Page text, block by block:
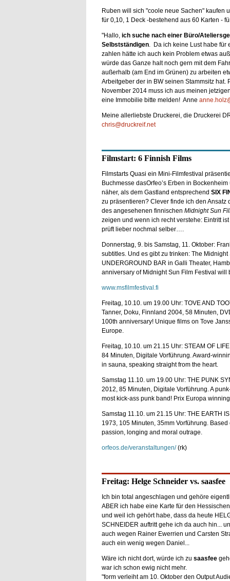
Ruben will sich "coole neue Sachen" kaufen
für 0,10, 1 Deck -bestehend aus 60 Karten -
"Hallo, ich suche nach einer Büro/
Selbstständigen. Da ich keine Lust habe für
zahlen hätte ich auch kein Problem etwas
würde das Ganze halt noch gern mit dem
außerhalb (am End im Grünen) zu arbeiten
Arbeitgeber der in BW seinen Stammsitz
November 2014 muss ich aus meinen
eine Immobilie bitte melden! Anne
Meine allerliebste Druckerei, die Druckerei
chris@druckreif.net
Filmstart: 6 Finnish Films
Filmstarts Quasi ein Mini-Filmfestival
Buchmesse dasOrfeo’s Erben in
näher, als dem Gastland entsprechend SIX
zu präsentieren? Clever finde ich den Ansatz
des angesehenen finnischen Midnight Sun
zeigen und wenn ich recht verstehe: Eintritt
prüft lieber nochmal selber….
Donnerstag, 9. bis Samstag, 11. Oktober:
subtitles. Und es gibt zu trinken: The
UNDERGROUND BAR in Galli Theater,
anniversary of Midnight Sun Film Festival
www.msfilmfestival.fi
Freitag, 10.10. um 19.00 Uhr: TOVE AND
Tanner, Doku, Finnland 2004, 58 Minuten,
100th anniversary! Unique films on Tove
Europe.
Freitag, 10.10. um 21.15 Uhr: STEAM OF
84 Minuten, Digitale Vorführung. Award-
in sauna, speaking straight from the heart.
Samstag 11.10. um 19.00 Uhr: THE PUNK
2012, 85 Minuten, Digitale Vorführung. A
most kick-ass punk band! Prix Europa
Samstag 11.10. um 21.15 Uhr: THE EARTH
1973, 105 Minuten, 35mm Vorführung.
passion, longing and moral outrage.
orfeos.de/veranstaltungen/(rk)
Freitag: Helge Schneider vs. saasfee
Ich bin total angeschlagen und gehöre
ABER ich habe eine Karte für den
und weil ich gehört habe, dass da heute
SCHNEIDER auftritt gehe ich da auch hin...
auch wegen Rainer Ewerrien und Carsten
auch ein wenig wegen Daniel...
Wäre ich nicht dort, würde ich zu saasfee
war ich schon ewig nicht mehr.
"form verleiht am 10. Oktober den Output